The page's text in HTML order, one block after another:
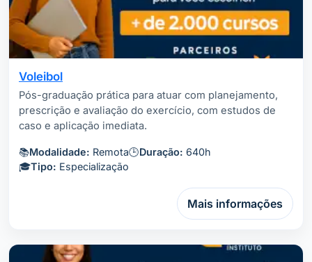
Voleibol
Pós-graduação prática para atuar com planejamento,
prescrição e avaliação do exercício, com estudos de
caso e aplicação imediata.
📚Modalidade: Remota🕒Duração: 640h
🎓Tipo: Especialização
Mais informações